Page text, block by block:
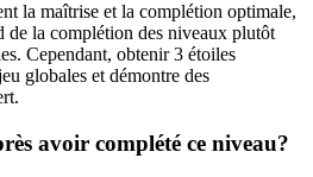
la maîtrise et la complétion optimale,
de la complétion des niveaux plutôt
Cependant, obtenir 3 étoiles
globales et démontre des
avoir complété ce niveau?